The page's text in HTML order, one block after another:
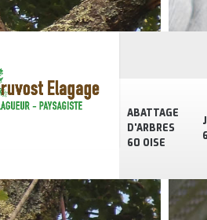
ABATTAGE
D'ARBRES
60 OISE